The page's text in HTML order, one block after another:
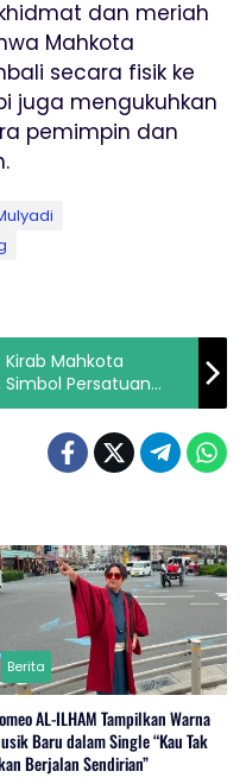
dan meriah
Mahkota
secara fisik ke
juga mengukuhkan
pemimpin dan
Mahkota
Simbol Persatuan
Berita
AL-ILHAM Tampilkan Warna
Baru dalam Single “Kau Tak
Berjalan Sendirian”